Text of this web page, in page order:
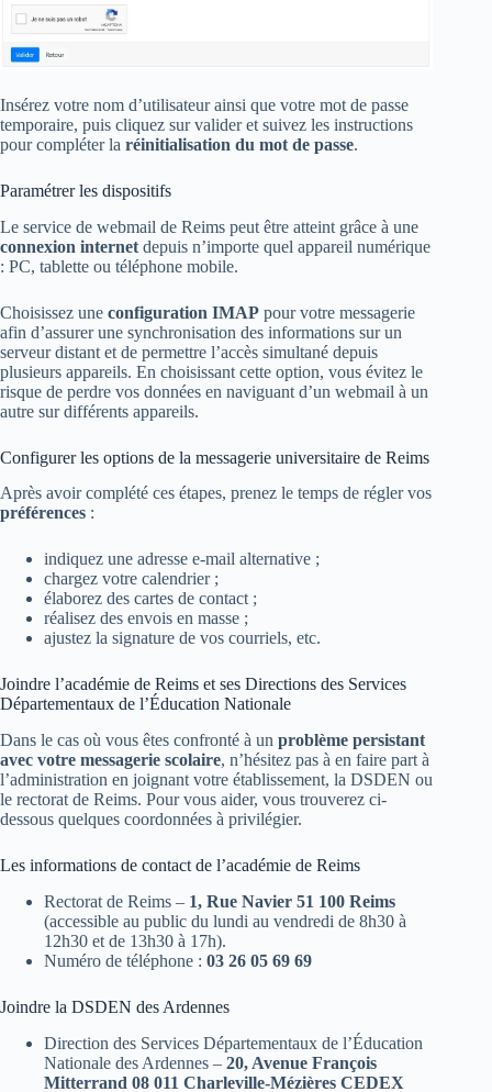
Insérez votre nom d’utilisateur ainsi que votre mot de passe
temporaire, puis cliquez sur valider et suivez les instructions
pour compléter la réinitialisation du mot de passe.
Paramétrer les dispositifs
Le service de webmail de Reims peut être atteint grâce à une
connexion internet depuis n’importe quel appareil numérique
: PC, tablette ou téléphone mobile.
Choisissez une configuration IMAP pour votre messagerie
afin d’assurer une synchronisation des informations sur un
serveur distant et de permettre l’accès simultané depuis
plusieurs appareils. En choisissant cette option, vous évitez le
risque de perdre vos données en naviguant d’un webmail à un
autre sur différents appareils.
Configurer les options de la messagerie universitaire de Reims
Après avoir complété ces étapes, prenez le temps de régler vos
préférences :
indiquez une adresse e-mail alternative ;
chargez votre calendrier ;
élaborez des cartes de contact ;
réalisez des envois en masse ;
ajustez la signature de vos courriels, etc.
Joindre l’académie de Reims et ses Directions des Services
Départementaux de l’Éducation Nationale
Dans le cas où vous êtes confronté à un problème persistant
avec votre messagerie scolaire, n’hésitez pas à en faire part à
l’administration en joignant votre établissement, la DSDEN ou
le rectorat de Reims. Pour vous aider, vous trouverez ci-
dessous quelques coordonnées à privilégier.
Les informations de contact de l’académie de Reims
Rectorat de Reims – 1, Rue Navier 51 100 Reims
(accessible au public du lundi au vendredi de 8h30 à
12h30 et de 13h30 à 17h).
Numéro de téléphone : 03 26 05 69 69
Joindre la DSDEN des Ardennes
Direction des Services Départementaux de l’Éducation
Nationale des Ardennes – 20, Avenue François
Mitterrand 08 011 Charleville-Mézières CEDEX